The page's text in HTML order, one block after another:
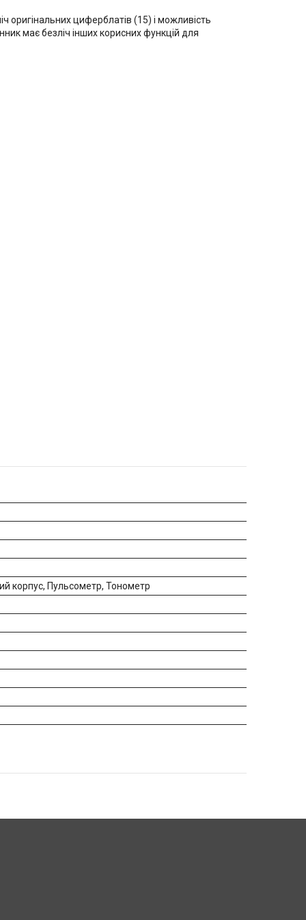
оригінальних циферблатів (15) і можливість
має безліч інших корисних функцій для
корпус, Пульсометр, Тонометр